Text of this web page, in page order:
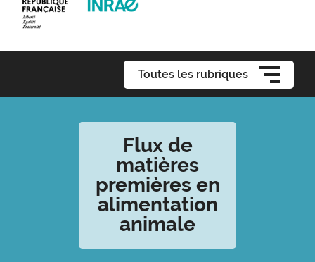
Toutes les rubriques
Flux de
matières
premières en
alimentation
animale